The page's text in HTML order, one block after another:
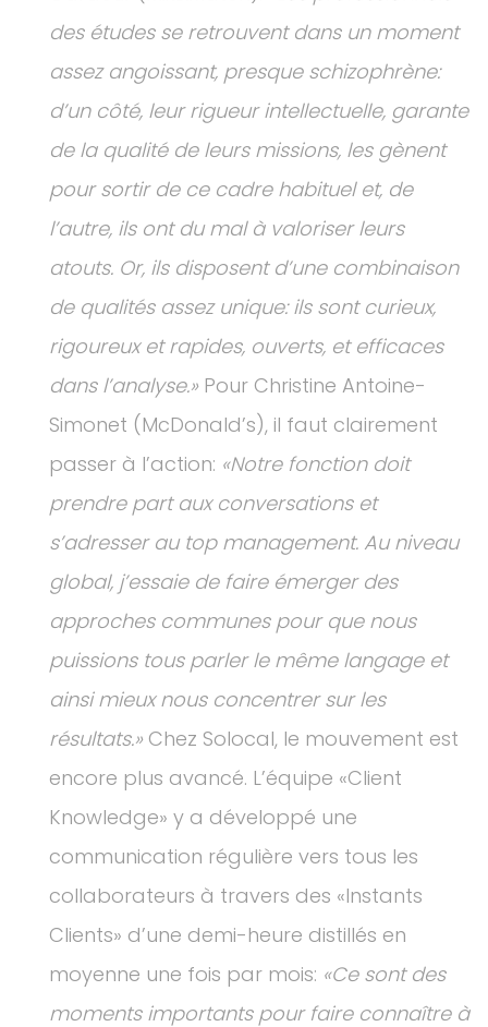
des études se retrouvent dans un moment
assez angoissant, presque schizophrène:
d’un côté, leur rigueur intellectuelle, garante
de la qualité de leurs missions, les gènent
pour sortir de ce cadre habituel et, de
l’autre, ils ont du mal à valoriser leurs
atouts. Or, ils disposent d’une combinaison
de qualités assez unique: ils sont curieux,
rigoureux et rapides, ouverts, et efficaces
dans l’analyse.» Pour Christine Antoine-
Simonet (McDonald’s), il faut clairement
passer à l’action: «Notre fonction doit
prendre part aux conversations et
s’adresser au top management. Au niveau
global, j’essaie de faire émerger des
approches communes pour que nous
puissions tous parler le même langage et
ainsi mieux nous concentrer sur les
résultats.» Chez Solocal, le mouvement est
encore plus avancé. L’équipe «Client
Knowledge» y a développé une
communication régulière vers tous les
collaborateurs à travers des «Instants
Clients» d’une demi-heure distillés en
moyenne une fois par mois: «Ce sont des
moments importants pour faire connaître à